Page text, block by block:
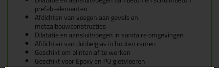
prefab-elementen
Afdichten van voegen aan gevels en
metaalbouwconstructies
Dilatatie en aansluitvoegen in sanitaire omgevingen
Afdichten van dubbelglas in houten ramen
Geschikt om plinten af te werken
Geschikt voor Epoxy en PU gietvloeren